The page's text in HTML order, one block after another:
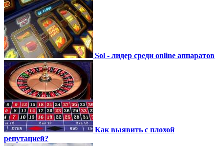
Sol - лидер среди online аппаратов
Как выявить с плохой
репутацией?